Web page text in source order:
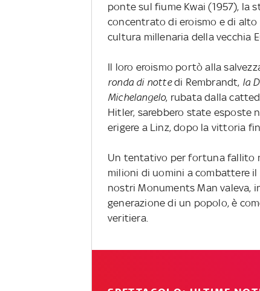
ponte sul fiume Kwai (1957), la
concentrato di eroismo e di
cultura millenaria della vecchia
Il loro eroismo portò alla
ronda di nottedi Rembrandt, la
Michelangelo, rubata dalla
Hitler, sarebbero state esposte
erigere a Linz, dopo la vittoria
Un tentativo per fortuna fallito
milioni di uomini a combattere
nostri Monuments Man valeva,
generazione di un popolo, è
veritiera.